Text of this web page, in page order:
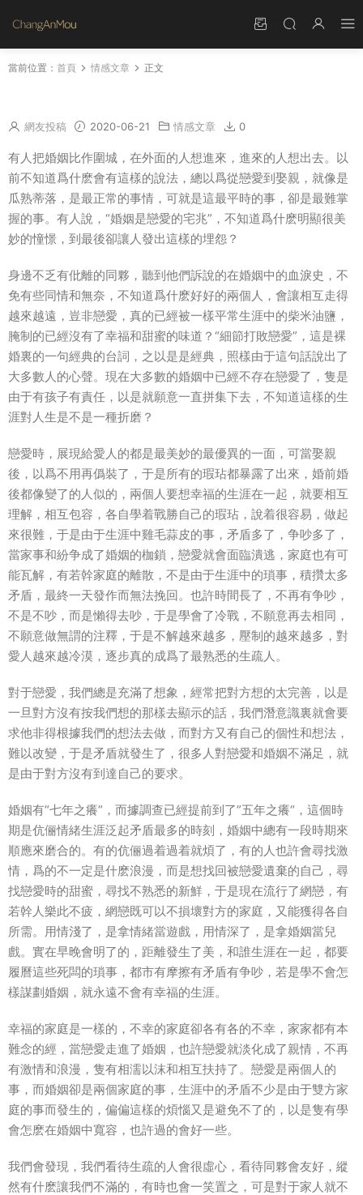
當前位置： 首頁 情感文章 正文
網友投稿 2020-06-21 情感文章 0
有人把婚姻比作圍城，在外面的人想進來，進來的人想出去。以
前不知道爲什麽會有這樣的說法，總以爲從戀愛到娶親，就像是
瓜熟蒂落，是最正常的事情，可就是這最平時的事，卻是最難掌
握的事。有人說，“婚姻是戀愛的宅兆”，不知道爲什麽明顯很美
妙的憧憬，到最後卻讓人發出這樣的埋怨？
身邊不乏有仳離的同夥，聽到他們訴說的在婚姻中的血淚史，不
免有些同情和無奈，不知道爲什麽好好的兩個人，會讓相互走得
越來越遠，豈非戀愛，真的已經被一樣平常生涯中的柴米油鹽，
腌制的已經沒有了幸福和甜蜜的味道？“細節打敗戀愛”，這是裸
婚裏的一句經典的台詞，之以是是經典，照樣由于這句話說出了
大多數人的心聲。現在大多數的婚姻中已經不存在戀愛了，隻是
由于有孩子有責任，以是就願意一直拼集下去，不知道這樣的生
涯對人生是不是一種折磨？
戀愛時，展現給愛人的都是最美妙的最優異的一面，可當娶親
後，以爲不用再僞裝了，于是所有的瑕玷都暴露了出來，婚前婚
後都像變了的人似的，兩個人要想幸福的生涯在一起，就要相互
理解，相互包容，各自學着戰勝自己的瑕玷，說着很容易，做起
來很難，于是由于生涯中雞毛蒜皮的事，矛盾多了，争吵多了，
當家事和紛争成了婚姻的枷鎖，戀愛就會面臨潰逃，家庭也有可
能瓦解，有若幹家庭的離散，不是由于生涯中的瑣事，積攢太多
矛盾，最終一天發作而無法挽回。也許時間長了，不再有争吵，
不是不吵，而是懶得去吵，于是學會了冷戰，不願意再去相同，
不願意做無謂的注釋，于是不解越來越多，壓制的越來越多，對
愛人越來越冷漠，逐步真的成爲了最熟悉的生疏人。
對于戀愛，我們總是充滿了想象，經常把對方想的太完善，以是
一旦對方沒有按我們想的那樣去顯示的話，我們潛意識裏就會要
求他非得根據我們的想法去做，而對方又有自己的個性和想法，
難以改變，于是矛盾就發生了，很多人對戀愛和婚姻不滿足，就
是由于對方沒有到達自己的要求。
婚姻有“七年之癢”，而據調查已經提前到了”五年之癢“，這個時
期是伉俪情緒生涯泛起矛盾最多的時刻，婚姻中總有一段時期來
順應來磨合的。有的伉俪過着過着就煩了，有的人也許會尋找激
情，爲的不一定是什麽浪漫，而是想找回被戀愛遺棄的自己，尋
找戀愛時的甜蜜，尋找不熟悉的新鮮，于是現在流行了網戀，有
若幹人樂此不疲，網戀既可以不損壞對方的家庭，又能獲得各自
所需。用情淺了，是拿情緒當遊戲，用情深了，是拿婚姻當兒
戲。實在早晚會明了的，距離發生了美，和誰生涯在一起，都要
履曆這些死闆的瑣事，都市有摩擦有矛盾有争吵，若是學不會怎
樣謀劃婚姻，就永遠不會有幸福的生涯。
幸福的家庭是一樣的，不幸的家庭卻各有各的不幸，家家都有本
難念的經，當戀愛走進了婚姻，也許戀愛就淡化成了親情，不再
有激情和浪漫，隻有相濡以沫和相互扶持了。戀愛是兩個人的
事，而婚姻卻是兩個家庭的事，生涯中的矛盾不少是由于雙方家
庭的事而發生的，偏偏這樣的煩惱又是避免不了的，以是隻有學
會怎麽在婚姻中寬容，也許過的會好一些。
我們會發現，我們看待生疏的人會很虛心，看待同夥會友好，縱
然有什麽讓我們不滿的，有時也會一笑置之，可是對于家人就不